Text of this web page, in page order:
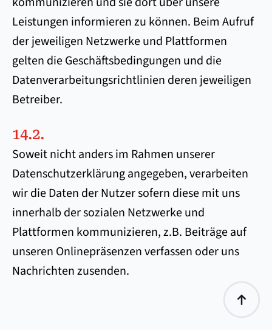
Leistungen informieren zu können. Beim Aufruf
der jeweiligen Netzwerke und Plattformen
gelten die Geschäftsbedingungen und die
Datenverarbeitungsrichtlinien deren jeweiligen
Betreiber.
14.2.
Soweit nicht anders im Rahmen unserer
Datenschutzerklärung angegeben, verarbeiten
wir die Daten der Nutzer sofern diese mit uns
innerhalb der sozialen Netzwerke und
Plattformen kommunizieren, z.B. Beiträge auf
unseren Onlinepräsenzen verfassen oder uns
Nachrichten zusenden.